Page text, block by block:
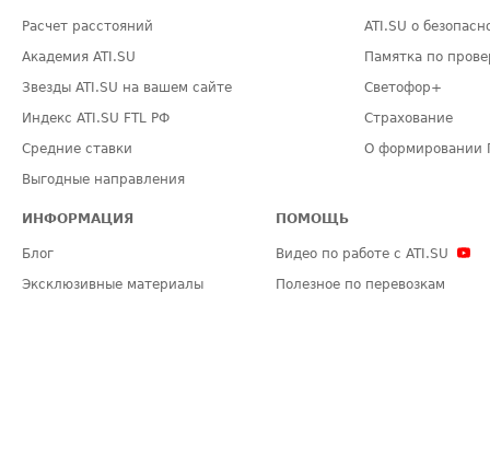
Расчет расстояний
Академия ATI.SU
Звезды ATI.SU на вашем сайте
Индекс ATI.SU FTL РФ
Средние ставки
Выгодные направления
ATI.SU о
Памятка по
Светофор+
Страхование
О формировании
ИНФОРМАЦИЯ
Блог
Эксклюзивные материалы
ПОМОЩЬ
Видео по работе с ATI.SU
Полезное по перевозкам